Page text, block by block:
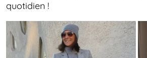
quotidien !